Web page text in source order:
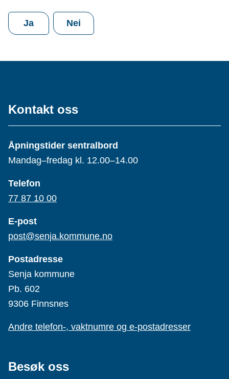
Ja Nei
Kontakt oss
Åpningstider sentralbord
Mandag–fredag kl. 12.00–14.00
Telefon
77 87 10 00
E-post
post@senja.kommune.no
Postadresse
Senja kommune
Pb. 602
9306 Finnsnes
Andre telefon-, vaktnumre og e-postadresser
Besøk oss